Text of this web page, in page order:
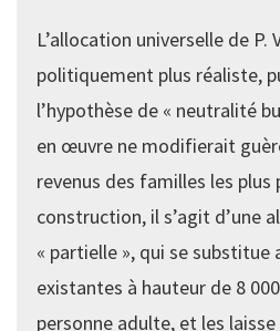
L’allocation universelle de P.
politiquement plus réaliste,
l’hypothèse de « neutralité
en œuvre ne modifierait
revenus des familles les plus
construction, il s’agit d’une
« partielle », qui se substitue
existantes à hauteur de 8
personne adulte, et les